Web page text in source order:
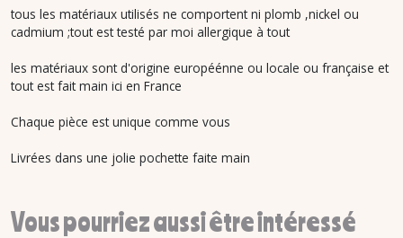
tous les matériaux utilisés ne comportent ni plomb ,nickel ou
cadmium ;tout est testé par moi allergique à tout
les matériaux sont d'origine européénne ou locale ou française et
tout est fait main ici en France
Chaque pièce est unique comme vous
Livrées dans une jolie pochette faite main
Vous pourriez aussi être intéressé